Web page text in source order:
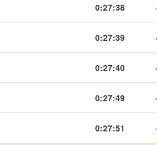
0:27:38
0:27:39
0:27:40
0:27:49
0:27:51